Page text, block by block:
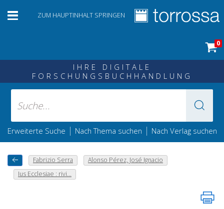
ZUM HAUPTINHALT SPRINGEN
0
IHRE DIGITALE
FORSCHUNGSBUCHHANDLUNG
Erweiterte Suche | Nach Thema suchen | Nach Verlag suchen
Fabrizio Serra
Alonso Pérez, José Ignacio
Ius Ecclesiae : rivi...